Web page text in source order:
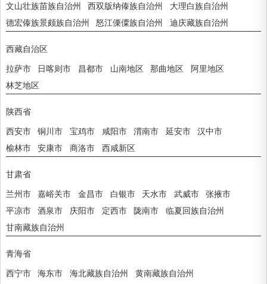
文山壮族苗族自治州
西双版纳傣族自治州
大理白族自治州
德宏傣族景颇族自治州
怒江傈僳族自治州 迪庆藏族自治州
西藏自治区
拉萨市 日喀则市 昌都市 山南地区 那曲地区
阿里地区
林芝地区
陕西省
西安市 铜川市 宝鸡市 咸阳市 渭南市 延安市
汉中市
榆林市
安康市 商洛市 西咸新区
甘肃省
兰州市 嘉峪关市 金昌市 白银市 天水市 武威市
张掖市
平凉市
酒泉市 庆阳市 定西市 陇南市
临夏回族自治州
甘南藏族自治州
青海省
西宁市 海东市 海北藏族自治州
黄南藏族自治州